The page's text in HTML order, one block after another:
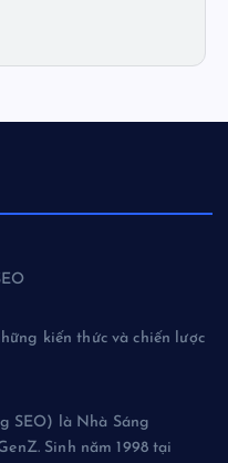
kiến thức và chiến lược
SEO) là Nhà Sáng
Sinh năm 1998 tại